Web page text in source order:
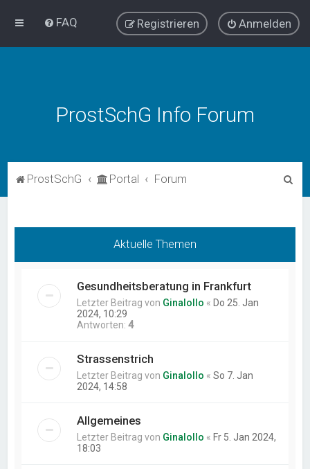
FAQ Anmelden
Registrieren
ProstSchG Info Forum
ProstSchG Portal Forum
Aktuelle Themen
Gesundheitsberatung in Frankfurt
Letzter Beitrag von Ginalollo « Do 25. Jan
2024, 10:29
Antworten:4
Strassenstrich
Letzter Beitrag von Ginalollo «So 7. Jan
2024, 14:58
Allgemeines
Letzter Beitrag von Ginalollo « Fr 5. Jan 2024,
18:03